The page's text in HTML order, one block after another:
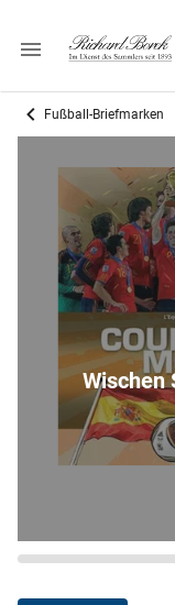
Fußball-Briefmarken
Wischen